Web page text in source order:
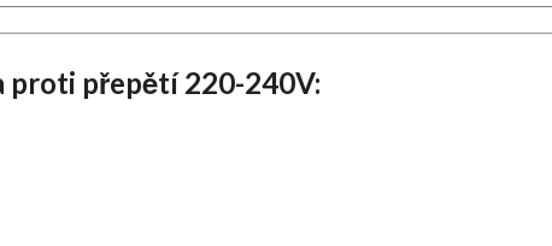
proti přepětí 220-240V: